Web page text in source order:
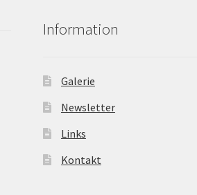
Information
Galerie
Newsletter
Links
Kontakt